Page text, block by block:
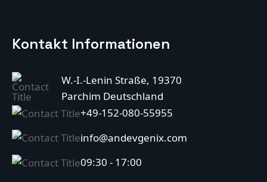
Kontakt Informationen
W.-I.-Lenin Straße, 19370
Parchim Deutschland
+49-152-080-55955
info@andevgenix.com
09:30 - 17:00